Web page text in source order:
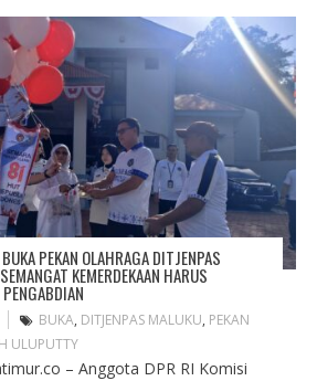
PEKAN OLAHRAGA DITJENPAS
KEMERDEKAAN HARUS
BUKA, DITJENPAS MALUKU, PEKAN
ULUPUTTY
– Anggota DPR RI Komisi